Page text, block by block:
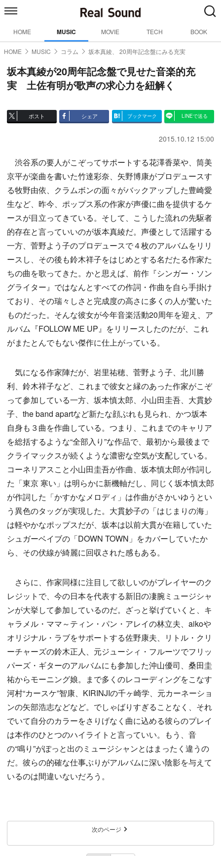
HOME MUSIC MOVIE TECH BOOK
HOME MUSIC コラム 坂本真綾、 20周年記念盤にみる充実
坂本真綾が20周年記念盤で見せた音楽的充
実 土佐有明が歌声の求心力を紐解く
ポスト シェア ブックマーク LINEで送る
2015.10.12 15:00
渋谷系の要人がこぞってサポートする花澤香菜や、筒美
京平が楽曲を書いた竹達彩奈、矢野博康がプロデュースす
る牧野由依、クラムボンの面々がバックアップした豊崎愛
生など、昨今、ポップス系の作家が声優に曲を提供するケ
ースが目立ってきている。そして、こうした流れの先駆者
的存在と言っていいのが坂本真綾だ。声優として活躍する
一方、菅野よう子のプロデュースで４枚のアルバムをリリ
ースし、その後も鈴木祥子をはじめとする名だたる作家た
ちの曲を歌ってきた。かと思えば、前作『シンガー・ソン
グライター』ではなんとすべての作詞・作曲を自ら手掛け
ており、その瑞々しさと完成度の高さに多くの人が驚いた
ものだった。そんな彼女が今年音楽活動20周年を迎え、ア
ルバム『FOLLOW ME UP』をリリースしたのだが、これ
がまたとんでもない傑作に仕上がっている。
気になる作家陣だが、岩里祐穂、菅野よう子、北川勝
利、鈴木祥子など、これまで彼女と縁のあった作家がこぞ
って参加している一方、坂本慎太郎、小山田圭吾、大貫妙
子、the band apartなど新たな顔ぶれも見られ、かつ坂本
自身も３曲を作曲している。つまり、これまでのキャリア
を総括するような“全部入り”な作品で、最初から最後まで
クライマックスが続くような濃密な空気が支配している。
コーネリアスこと小山田圭吾が作曲、坂本慎太郎が作詞し
た「東京 寒い」は明らかに新機軸だし、同じく坂本慎太郎
が作詞した「かすかなメロディ」は作曲がさかいゆうとい
う異色のタッグが実現した。大貫妙子の「はじまりの海」
は軽やかなポップスだが、坂本は以前大貫が在籍していた
シュガーベイブの「DOWN TOWN」をカバーしていたか
ら、その伏線が綺麗に回収された感もある。
さらに、作家同様に注目して欲しいのがプレイヤーのク
レジットで、今の日本を代表する新旧の凄腕ミュージシャ
ンが大挙して参加しているのだ。ざっと挙げていくと、キ
ャラメル・ママ～ティン・パン・アレイの林立夫、aikoや
オリジナル・ラブをサポートする佐野康夫、リトル・クリ
ーチャーズの鈴木正人、元ジューシィ・フルーツでフリッ
パーズ・ギターのアルバムにも参加した沖山優司、桑田圭
祐からモーニング娘。まで多くのレコーディングをこなす
河村“カースケ”智康、KIRINJIの千ヶ崎学、元カーネーショ
ンの矢部浩志などなど。でしゃばりすぎることなく、それ
でいて自分のカラーをさりげなく曲に込める彼らのプレイ
は本作のひとつのハイライトと言っていい。もう、音
の“鳴り”がぽっと出のミュージシャンとはまったく違うの
だ。彼らの的確な仕事ぶりがアルバムに深い陰影を与えて
いるのは間違いないだろう。
次のページ